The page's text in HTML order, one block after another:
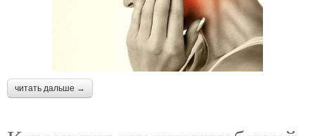
читать дальше →